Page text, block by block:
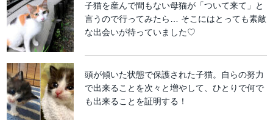
子猫を産んで間もない母猫が「ついて来て」と
言うので行ってみたら… そこにはとっても素敵
な出会いが待っていました♡
頭が傾いた状態で保護された子猫。自らの努力
で出来ることを次々と増やして、ひとりで何で
も出来ることを証明する！